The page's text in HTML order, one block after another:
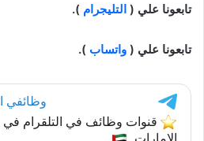
تابعونا علي ( التليجرام ).
تابعونا علي ( واتساب ).